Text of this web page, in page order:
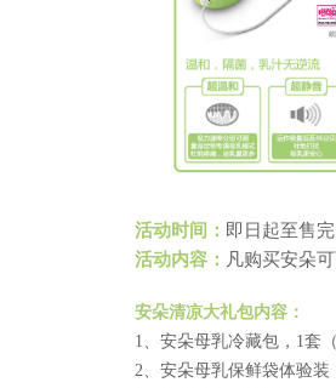
活动时间 ： 即日起至售
活动内容： 凡购买安朵
安朵清凉大礼包内容：
1、安朵母乳冷藏包，1套
2、安朵母乳保鲜袋体验装